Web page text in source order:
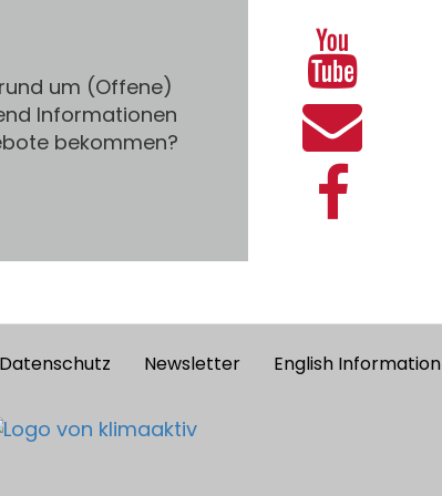
um (Offene)
Informationen
bekommen?
Datenschutz Newsletter English Information